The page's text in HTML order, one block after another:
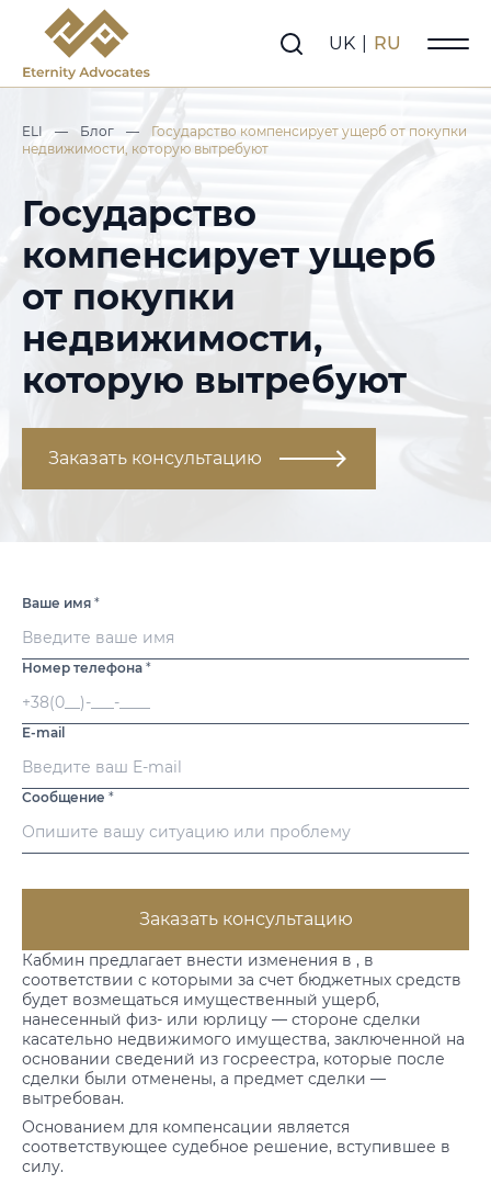
UK RU
ELI — Блог —
Государство компенсирует ущерб от покупки
недвижимости, которую вытребуют
Государство
компенсирует ущерб
от покупки
недвижимости,
которую вытребуют
Заказать консультацию
Кабмин предлагает внести изменения в , в
соответствии с которыми за счет бюджетных средств
будет возмещаться имущественный ущерб,
нанесенный физ- или юрлицу — стороне сделки
касательно недвижимого имущества, заключенной на
основании сведений из госреестра, которые после
сделки были отменены, а предмет сделки —
вытребован.
Основанием для компенсации является
соответствующее судебное решение, вступившее в
силу.
Ваше имя *
Номер телефона *
E-mail
Сообщение *
Заказать консультацию